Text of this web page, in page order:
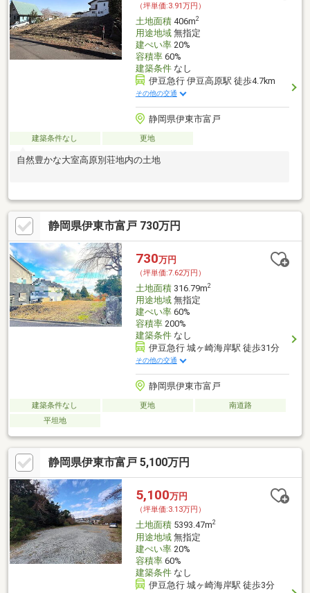
（坪単価:3.91万円）
土地面積406m2
用途地域無指定
建ぺい率20%
容積率60%
建築条件なし
伊豆急行 伊豆高原駅 徒歩4.7km
その他の交通
静岡県伊東市富戸
建築条件なし 更地
自然豊かな大室高原別荘地内の土地
静岡県伊東市富戸 730万円
730万円
（坪単価:7.62万円）
土地面積316.79m2
用途地域無指定
建ぺい率60%
容積率200%
建築条件なし
伊豆急行 城ヶ崎海岸駅 徒歩31分
その他の交通
静岡県伊東市富戸
建築条件なし 更地
南道路
平坦地
静岡県伊東市富戸 5,100万円
5,100万円
（坪単価:3.13万円）
土地面積5393.47m2
用途地域無指定
建ぺい率20%
容積率60%
建築条件なし
伊豆急行 城ヶ崎海岸駅 徒歩3分